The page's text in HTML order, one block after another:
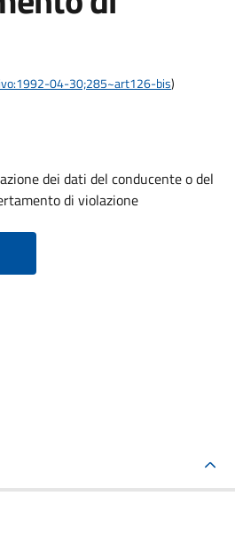
04-30;285~art126-bis)
dei dati del conducente o del
di violazione